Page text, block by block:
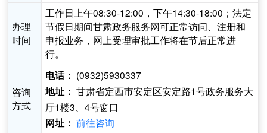
办理
时间
工作日上午08:30-12:00，下午14:30-18:00；法定
节假日期间甘肃政务服务网可正常访问、注册和
申报业务，网上受理审批工作将在节后正常进
行。
咨询
方式
电话： (0932)5930337
地址： 甘肃省定西市安定区安定路1号政务服务大
厅1楼3、4号窗口
网址： 前往咨询